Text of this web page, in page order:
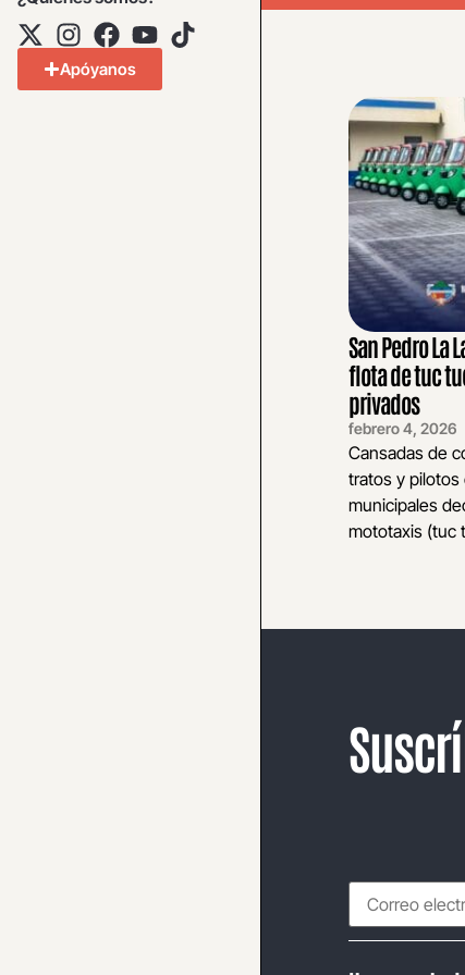
Apóyanos
San Pedro La
flota de tuc
privados
febrero 4, 2026
Cansadas de
tratos y pilotos
municipales
mototaxis (tuc